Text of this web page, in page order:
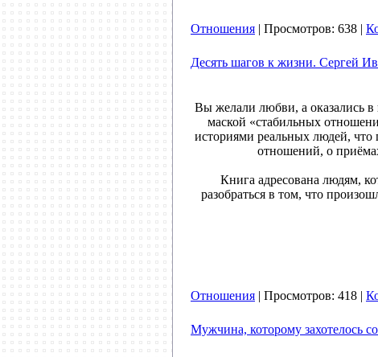
Отношения | Просмотров: 638 |
Десять шагов к жизни. Сергей
Вы желали любви, а оказались в
маской «стабильных
историями реальных людей,
отношений, о
Книга адресована людям,
разобраться в том, что
Отношения | Просмотров: 418 |
Мужчина, которому захотелось